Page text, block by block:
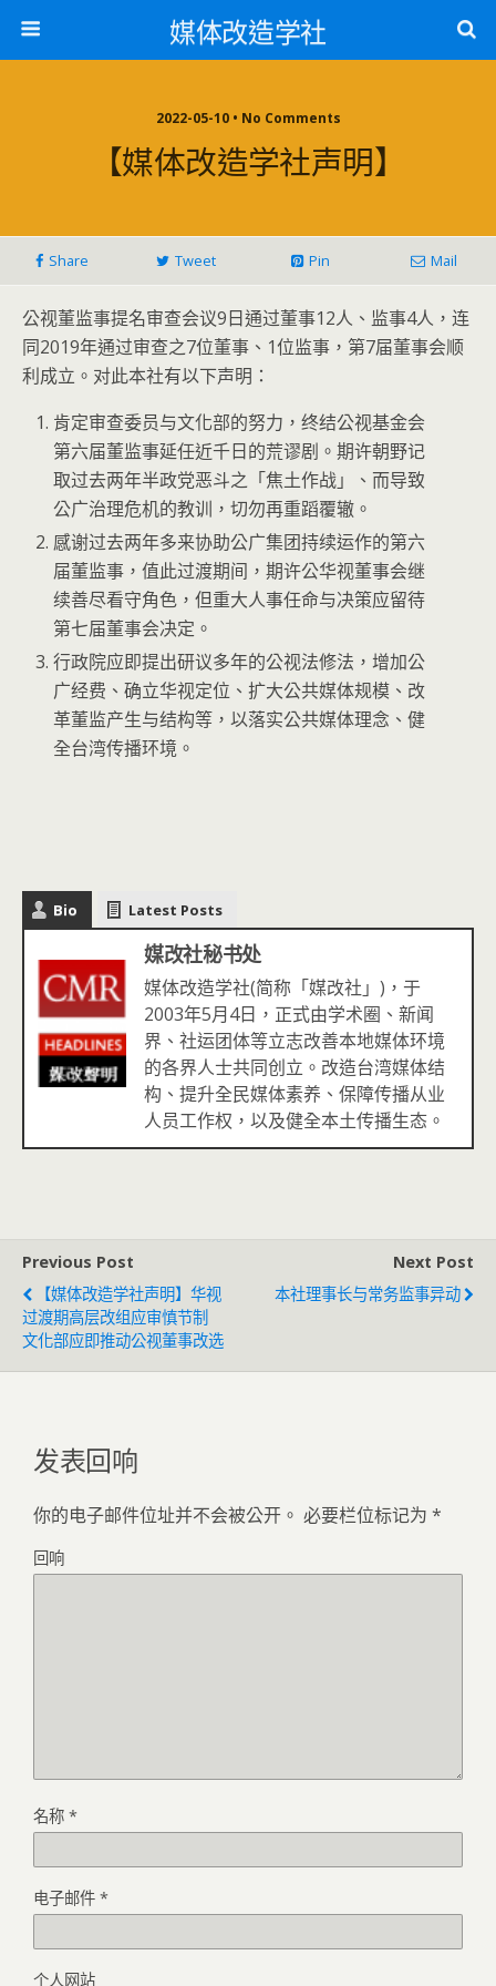
媒体改造学社
2022-05-10 • No Comments
【媒体改造学社声明】
Share Tweet Pin Mail
公视董监事提名审查会议9日通过董事12人、监事4人，连
同2019年通过审查之7位董事、1位监事，第7届董事会顺
利成立。对此本社有以下声明：
肯定审查委员与文化部的努力，终结公视基金会
第六届董监事延任近千日的荒谬剧。期许朝野记
取过去两年半政党恶斗之「焦土作战」、而导致
公广治理危机的教训，切勿再重蹈覆辙。
感谢过去两年多来协助公广集团持续运作的第六
届董监事，值此过渡期间，期许公华视董事会继
续善尽看守角色，但重大人事任命与决策应留待
第七届董事会决定。
行政院应即提出研议多年的公视法修法，增加公
广经费、确立华视定位、扩大公共媒体规模、改
革董监产生与结构等，以落实公共媒体理念、健
全台湾传播环境。
Bio Latest Posts
媒改社秘书处
媒体改造学社(简称「媒改社」)，于
2003年5月4日，正式由学术圈、新闻
界、社运团体等立志改善本地媒体环境
的各界人士共同创立。改造台湾媒体结
构、提升全民媒体素养、保障传播从业
人员工作权，以及健全本土传播生态。
Previous Post
【媒体改造学社声明】华视
过渡期高层改组应审慎节制
文化部应即推动公视董事改选
Next Post
本社理事长与常务监事异动
发表回响
你的电子邮件位址并不会被公开。 必要栏位标记为 *
回响
名称 *
电子邮件 *
个人网站